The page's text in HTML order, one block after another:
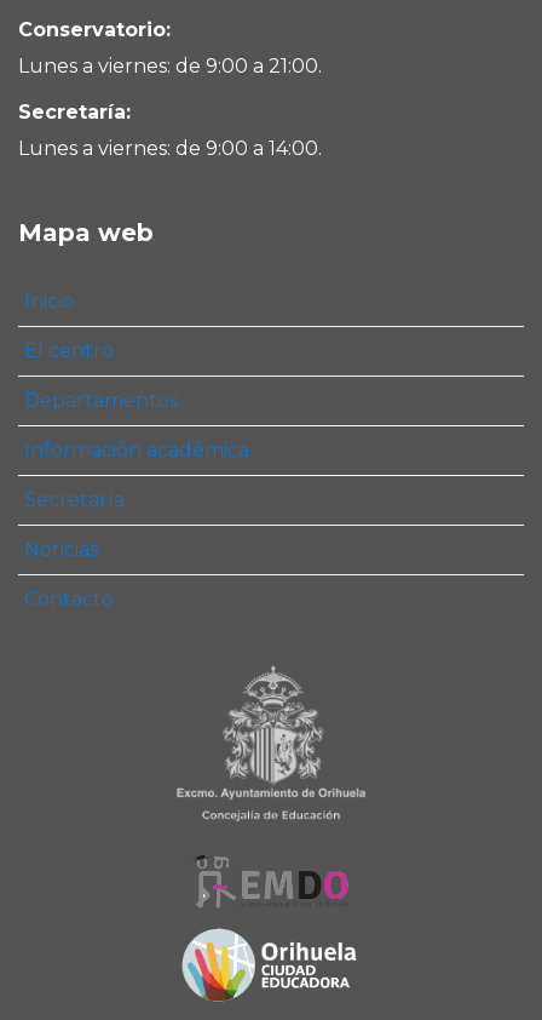
Conservatorio:
Lunes a viernes: de 9:00 a 21:00.
Secretaría:
Lunes a viernes: de 9:00 a 14:00.
Mapa web
Inicio
El centro
Departamentos
Información académica
Secretaría
Noticias
Contacto